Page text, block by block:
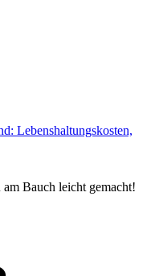
Lebenshaltungskosten,
Bauch leicht gemacht!